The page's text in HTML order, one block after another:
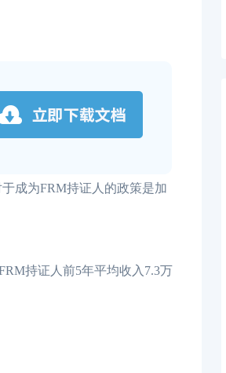
成为FRM持证人的政策是加
持证人前5年平均收入7.3万